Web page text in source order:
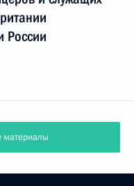
России
материалы